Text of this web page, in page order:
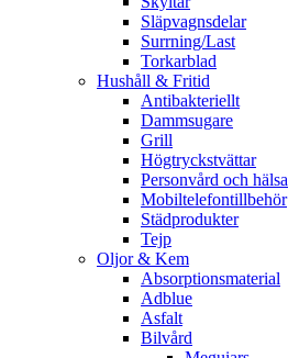
Släpvagnsdelar
Surrning/Last
Torkarblad
Hushåll & Fritid
Antibakteriellt​
Dammsugare
Grill
Högtryckstvättar
Personvård och hälsa
Mobiltelefontillbehör
Städprodukter
Tejp
Oljor & Kem
Absorptionsmaterial
Adblue
Asfalt
Bilvård